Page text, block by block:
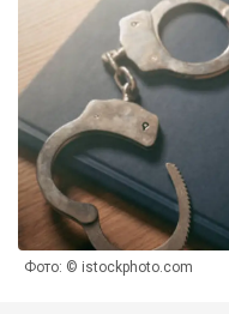
Фото: © istockphoto.com